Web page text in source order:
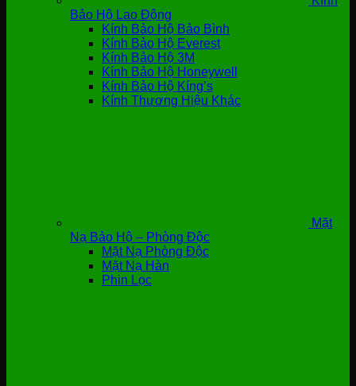
Bảo Hộ Lao Động
Kính Bảo Hộ Bảo Bình
Kính Bảo Hộ Everest
Kính Bảo Hộ 3M
Kính Bảo Hộ Honeywell
Kính Bảo Hộ Kíng’s
Kính Thương Hiệu Khác
Mặt
Nạ Bảo Hộ – Phòng Độc
Mặt Nạ Phòng Độc
Mặt Nạ Hàn
Phin Lọc